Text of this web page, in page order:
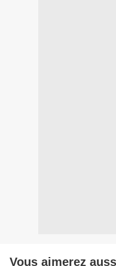
Vous aimerez